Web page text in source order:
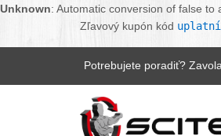
Unknown: Automatic conversion of false to
Zľavový kupón kód
Potrebujete poradiť?